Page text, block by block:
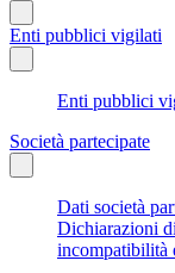
Enti pubblici vigilati
Enti pubblici
Società partecipate
Dati società
Dichiarazioni
incompatibilità